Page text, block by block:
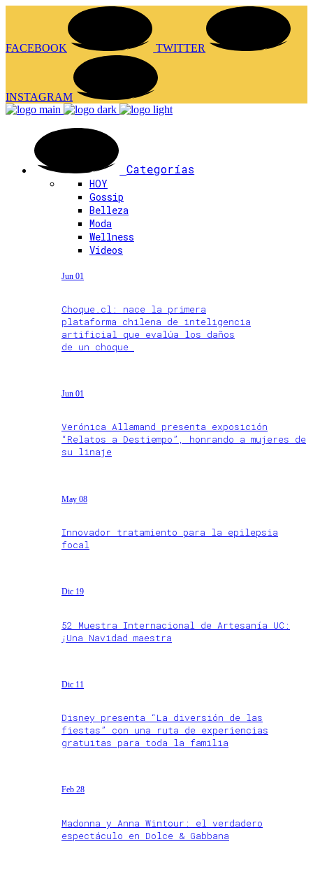
FACEBOOK TWITTER
INSTAGRAM
Categorías
HOY
Gossip
Belleza
Moda
Wellness
Videos
Jun 01
Choque.cl: nace la primera
plataforma chilena de inteligencia
artificial que evalúa los daños
de un choque
Jun 01
Verónica Allamand presenta exposición
“Relatos a Destiempo”, honrando a mujeres de
su linaje
May 08
Innovador tratamiento para la epilepsia
focal
Dic 19
52 Muestra Internacional de Artesanía UC:
¡Una Navidad maestra
Dic 11
Disney presenta “La diversión de las
fiestas” con una ruta de experiencias
gratuitas para toda la familia
Feb 28
Madonna y Anna Wintour: el verdadero
espectáculo en Dolce & Gabbana